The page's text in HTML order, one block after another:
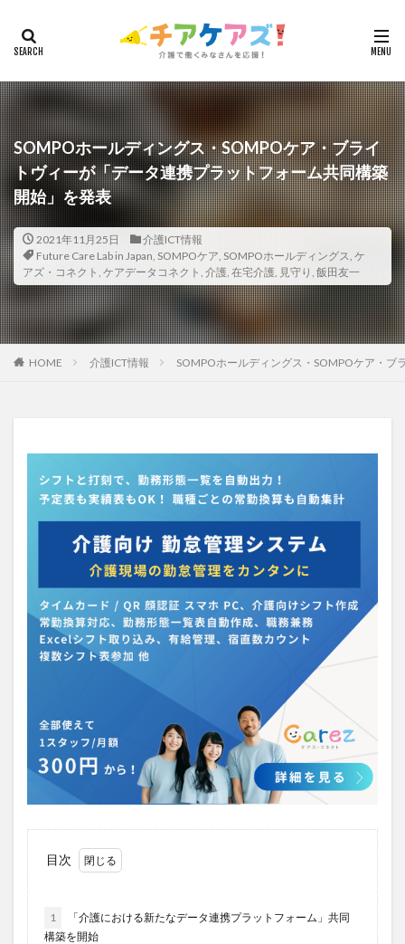
SOMPOホールディングス・SOMPOケア・ブライ
トヴィーが「データ連携プラットフォーム共同構築
開始」を発表
2021年11月25日
介護ICT情報
Future Care Lab in Japan, SOMPOケア, SOMPOホールディングス, ケ
アズ・コネクト , ケアデータコネクト , 介護, 在宅介護, 見守り , 飯田友一
HOME 介護ICT情報 SOMPOホールディングス・SOMPOケア・
目次
1
「介護における新たなデータ連携プラットフォーム」共同
構築を開始
タグ
7つの習慣 山下興一郎 執筆 堺市
夏
夜勤
大島直彰 大規模法人
天野尊明
安藤俊介
安藤優子 室内レク
導入事例
展示会 山口一郎
在宅
常勤換算
心の知能指数
心理的安全性
心理的安全性診断
志賀弘幸 恩蔵絢子
愛知県
感情労働
感染症対策 戸田恵梨香
手洗い
手荒れ
手順書 採用
在宅介護
国立大学法人東北大学
新卒
仲間づくり
介護記録
企業理念
回想法
住宅型有料老人ホーム
働き続けたい介護現場
優しさ
処遇改善加算 助成金
勤務形態一覧
勤怠管理 千の風・河内
厚生労働省
吉田貴宏
名古屋市緑区 和光苑
和泉市
改善
新年度 介護ICT
言葉の力
組織力向上
経済産業省
老健
職場環境の変革
茨城県大子町
行動心理学
補助金
見守り
計測データ共有システム
組織作り
訪問介護
認定介護福祉士
認知症 豆知識
速乾
離職防止
高瀬比左子
未来の介護